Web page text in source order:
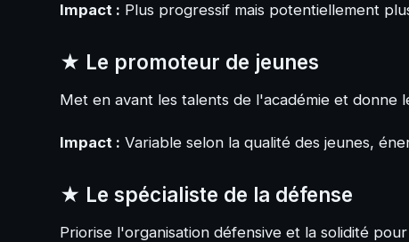
Impact : Plus progressif mais potentiellement
★ Le promoteur de jeunes
Met en avant les talents de l'académie et donne
Impact : Variable selon la qualité des jeunes,
★ Le spécialiste de la défense
Priorise l'organisation défensive et la solidité